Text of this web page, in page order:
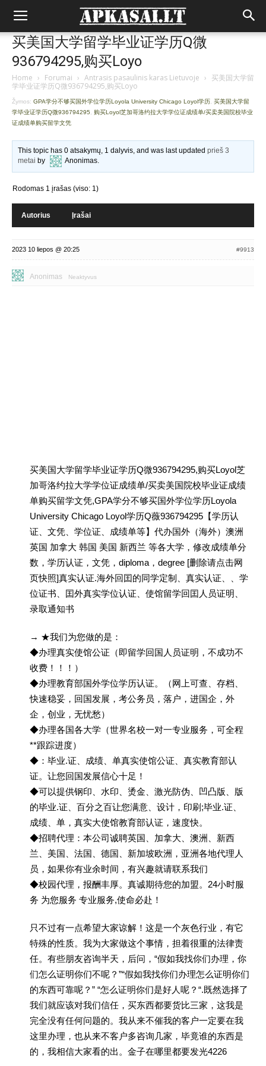
买美国大学留学毕业证学历Q微
936794295,购买Loyo
Home › Forumai › Antrasis pasaulinis karas Lietuvoje › 买美国大学留
学毕业证学历Q微936794295,购买Loyo
Žymos: GPA学分不够买国外学位学历Loyola University Chicago Loyol学历 买美国大学留
学毕业证学历Q微936794295
购买Loyol芝加哥洛约拉大学学位证成绩单/买卖美国院校毕业
证成绩单购买留学文凭
This topic has 0 atsakymų, 1 dalyvis, and was last updatedprieš 3
metai by Anonimas.
Rodomas 1 įrašas (viso: 1)
Autorius Įrašai
2023 10 liepos @ 20:25 #9913
Anonimas Neaktyvus
买美国大学留学毕业证学历Q微936794295,购买Loyol芝
加哥洛约拉大学学位证成绩单/买卖美国院校毕业证成绩
单购买留学文凭,GPA学分不够买国外学位学历Loyola
University Chicago Loyol学历Q薇936794295【学历认
证、文凭、学位证、成绩单等】代办国外（海外）澳洲
英国 加拿大 韩国 美国 新西兰 等各大学，修改成绩单分
数，学历认证，文凭，diploma，degree [删除请点击网
页快照]真实认证.海外回囯的同学定制、真实认证、、学
位证书、囯外真实学位认证、使馆留学回囯人员证明、
录取通知书
→ ★我们为您做的是：
◆办理真实使馆公证（即留学回国人员证明，不成功不
收费！！！）
◆办理教育部国外学位学历认证。（网上可查、存档、
快速稳妥，回国发展，考公务员，落户，进国企，外
企，创业，无忧愁）
◆办理各国各大学（世界名校一对一专业服务，可全程
**跟踪进度）
◆：毕业.证、成绩、单真实使馆公证、真实教育部认
证。让您回国发展信心十足！
◆可以提供钢印、水印、烫金、激光防伪、凹凸版、版
的毕业.证、百分之百让您满意、设计，印刷;毕业.证、
成绩、单，真实大使馆教育部认证，速度快。
◆招聘代理：本公司诚聘英国、加拿大、澳洲、新西
兰、美国、法国、德国、新加坡欧洲，亚洲各地代理人
员，如果你有业余时间，有兴趣就请联系我们
◆校园代理，报酬丰厚。真诚期待您的加盟。24小时服
务 为您服务 专业服务,使命必赴！
只不过有一点希望大家谅解！这是一个灰色行业，有它
特殊的性质。我为大家做这个事情，担着很重的法律责
任。有些朋友咨询半天，后问，“假如我找你们办理，你
们怎么证明你们不呢？”“假如我找你们办理怎么证明你们
的东西可靠呢？” “怎么证明你们是好人呢？“.既然选择了
我们就应该对我们信任，买东西都要货比三家，这我是
完全没有任何问题的。我从来不催我的客户一定要在我
这里办理，也从来不客户多咨询几家，毕竟谁的东西是
的，我相信大家看的出。金子在哪里都要发光4226